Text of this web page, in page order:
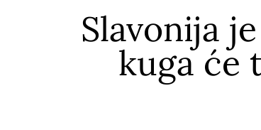
Slavonija
kuga će